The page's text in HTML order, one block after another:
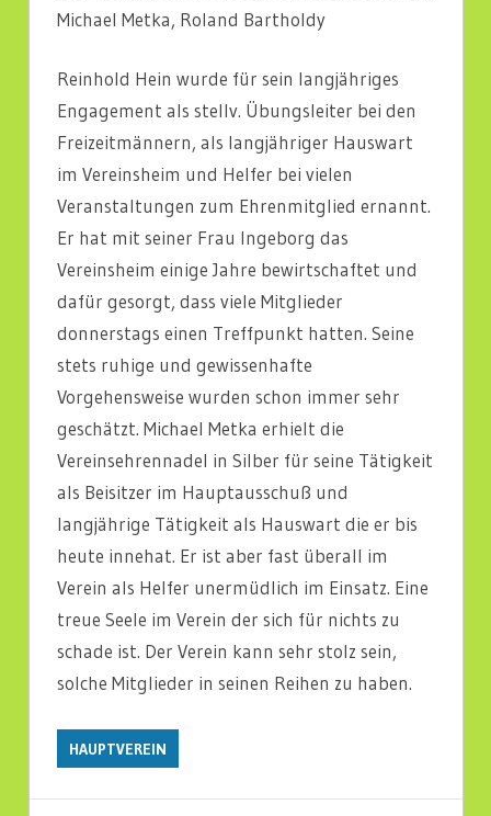
Michael Metka, Roland Bartholdy
Reinhold Hein wurde für sein langjähriges
Engagement als stellv. Übungsleiter bei den
Freizeitmännern, als langjähriger Hauswart
im Vereinsheim und Helfer bei vielen
Veranstaltungen zum Ehrenmitglied ernannt.
Er hat mit seiner Frau Ingeborg das
Vereinsheim einige Jahre bewirtschaftet und
dafür gesorgt, dass viele Mitglieder
donnerstags einen Treffpunkt hatten. Seine
stets ruhige und gewissenhafte
Vorgehensweise wurden schon immer sehr
geschätzt. Michael Metka erhielt die
Vereinsehrennadel in Silber für seine Tätigkeit
als Beisitzer im Hauptausschuß und
langjährige Tätigkeit als Hauswart die er bis
heute innehat. Er ist aber fast überall im
Verein als Helfer unermüdlich im Einsatz. Eine
treue Seele im Verein der sich für nichts zu
schade ist. Der Verein kann sehr stolz sein,
solche Mitglieder in seinen Reihen zu haben.
HAUPTVEREIN